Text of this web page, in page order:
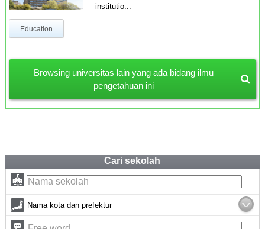
institutio...
Education
Browsing universitas lain yang ada bidang ilmu
pengetahuan ini
Cari sekolah
Nama kota dan prefektur